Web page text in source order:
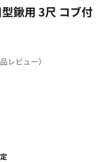
鍬用 3尺 コブ付
レビュー）